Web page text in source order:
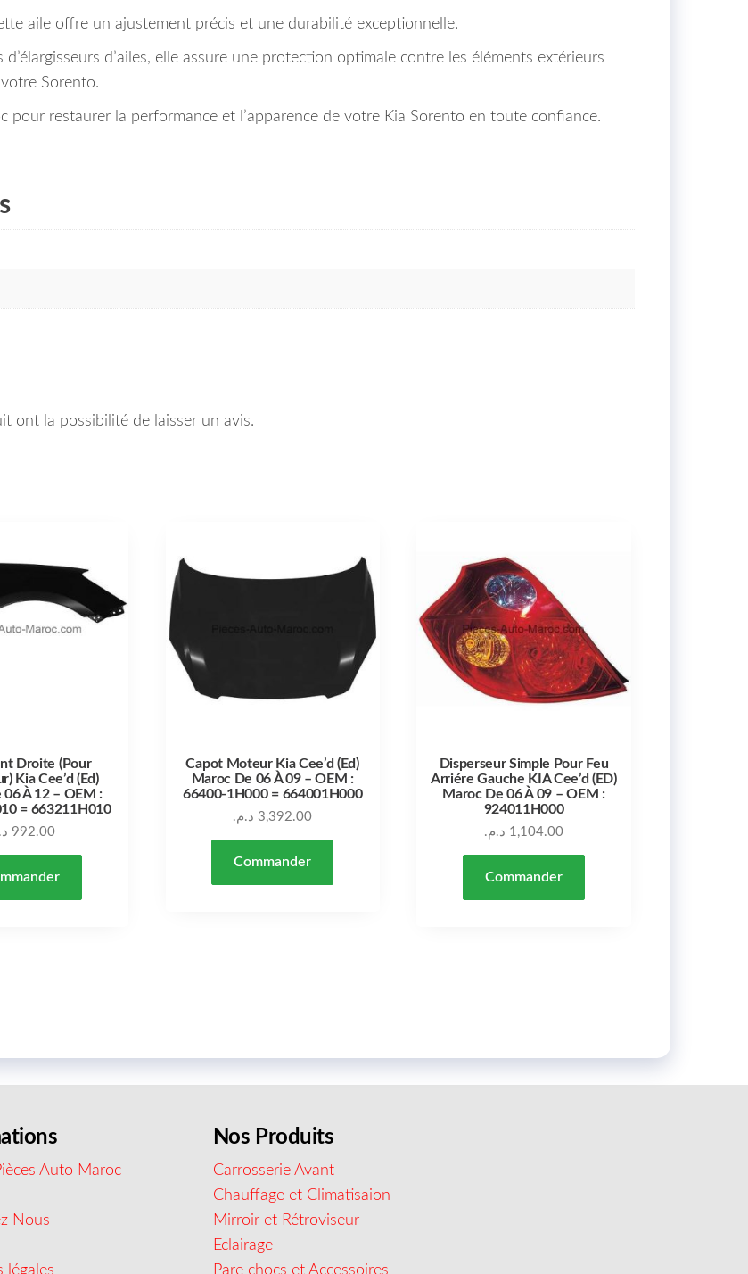
aile offre un ajustement précis et une durabilité exceptionnelle.
d’ailes, elle assure une protection optimale contre les éléments extérieurs
Sorento.
pour restaurer la performance et l’apparence de votre Kia Sorento en toute confiance.
ont la possibilité de laisser un avis.
Droite (Pour
Kia Cee’d (Ed)
06 À 12 – OEM :
= 663211H010
992.00
Capot Moteur Kia Cee’d (Ed)
Maroc De 06 À 09 – OEM :
66400-1H000 = 664001H000
3,392.00 د.م.
Commander
Disperseur Simple Pour Feu
Arriére Gauche KIA Cee’d (ED)
Maroc De 06 À 09 – OEM :
924011H000
1,104.00 د.م.
Commander
Auto Maroc
Nous
légales
Nos Produits
Carrosserie Avant
Chauffage et Climatisaion
Mirroir et Rétroviseur
Eclairage
Pare chocs et Accessoires